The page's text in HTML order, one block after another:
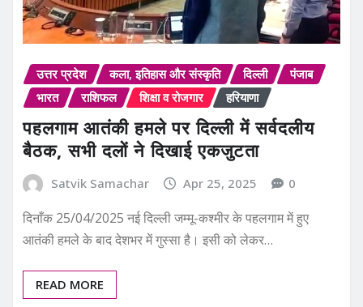
उत्तर प्रदेश कला, इतिहास और संस्कृति दिल्ली
पंजाब
भारत
राशिफल शिक्षा व रोजगार हरियाणा
पहलगाम आतंकी हमले पर दिल्ली में सर्वदलीय
बैठक, सभी दलों ने दिखाई एकजुटता
Satvik Samachar Apr 25, 2025 0
दिनाँक 25/04/2025 नई दिल्ली जम्मू-कश्मीर के पहलगाम में हुए
आतंकी हमले के बाद देशभर में गुस्सा है। इसी को लेकर…
READ MORE